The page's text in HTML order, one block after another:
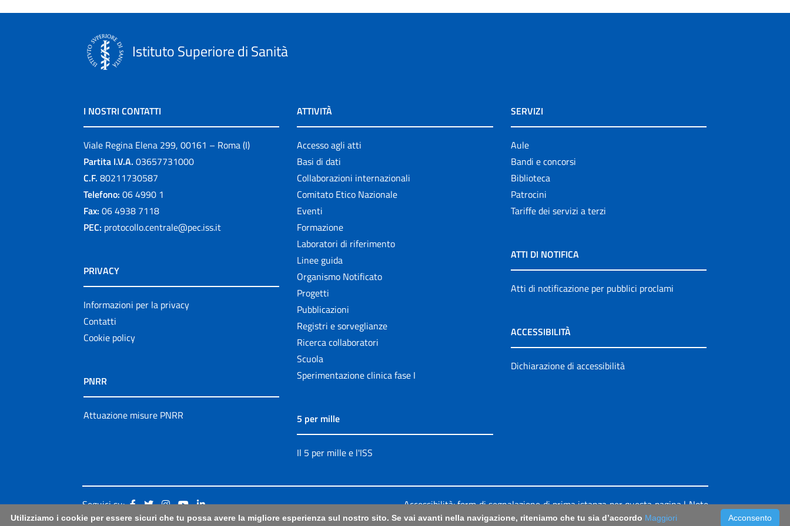
Istituto Superiore di Sanità
I NOSTRI CONTATTI
Viale Regina Elena 299, 00161 – Roma (I)
Partita I.V.A. 03657731000
C.F. 80211730587
Telefono: 06 4990 1
Fax: 06 4938 7118
PEC: protocollo.centrale@pec.iss.it
PRIVACY
Informazioni per la privacy
Contatti
Cookie policy
PNRR
Attuazione misure PNRR
ATTIVITÀ
Accesso agli atti
Basi di dati
Collaborazioni internazionali
Comitato Etico Nazionale
Eventi
Formazione
Laboratori di riferimento
Linee guida
Organismo Notificato
Progetti
Pubblicazioni
Registri e sorveglianze
Ricerca collaboratori
Scuola
Sperimentazione clinica fase I
5 per mille
Il 5 per mille e l'ISS
SERVIZI
Aule
Bandi e concorsi
Biblioteca
Patrocini
Tariffe dei servizi a terzi
ATTI DI NOTIFICA
Atti di notificazione per pubblici proclami
ACCESSIBILITÀ
Dichiarazione di accessibilità
Seguici su: Accessibilità: form di segnalazione di prima istanza per questa pagina|Note
Legali|Sitemap Acconsento
Utilizziamo i cookie per essere sicuri che tu possa avere la migliore esperienza sul nostro sito. Se vai avanti nella navigazione, riteniamo che tu sia d’accordo Maggiori